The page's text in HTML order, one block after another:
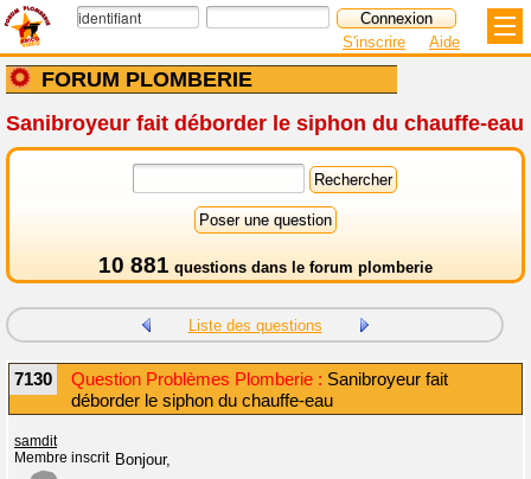
FORUM PLOMBERIE
S'inscrire Aide
Sanibroyeur fait déborder le siphon du chauffe-eau
10 881 questions dans le forum plomberie
Liste des questions
7130 Question Problèmes Plomberie : Sanibroyeur fait
déborder le siphon du chauffe-eau
samdit
Membre inscrit Bonjour,